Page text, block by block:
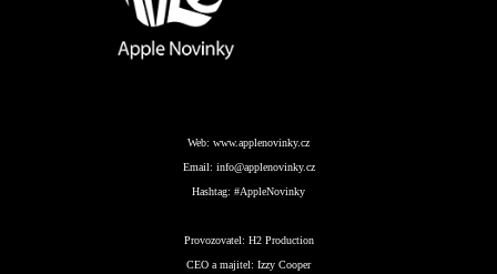
Web: www.applenovinky.cz
Email: info@applenovinky.cz
Hashtag: #AppleNovinky
Provozovatel: H2 Production
CEO a majitel: Izzy Cooper